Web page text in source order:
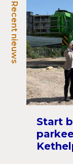
Recent nieuws
Start